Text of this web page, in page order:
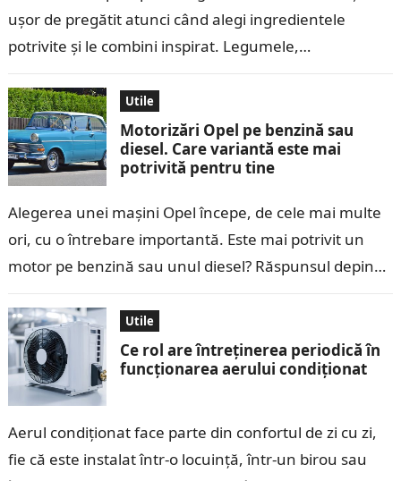
ușor de pregătit atunci când alegi ingredientele
potrivite și le combini inspirat. Legumele,
suficiente…
Utile
Motorizări Opel pe benzină sau
diesel. Care variantă este mai
potrivită pentru tine
Alegerea unei mașini Opel începe, de cele mai multe
ori, cu o întrebare importantă. Este mai potrivit un
motor pe benzină sau unul diesel? Răspunsul depinde
Utile
Ce rol are întreținerea periodică în
funcționarea aerului condiționat
Aerul condiționat face parte din confortul de zi cu zi,
fie că este instalat într-o locuință, într-un birou sau